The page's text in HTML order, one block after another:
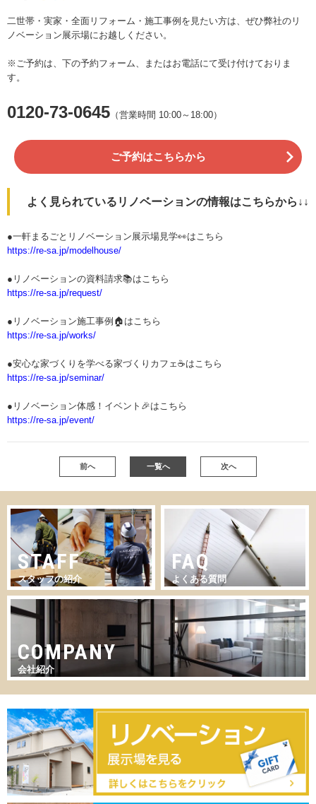
二世帯・実家・全面リフォーム・施工事例を見たい方は、ぜひ弊社のリ
ノベーション展示場にお越しください。
※ご予約は、下の予約フォーム、またはお電話にて受け付けておりま
す。
0120-73-0645 （営業時間 10:00～18:00）
ご予約はこちらから
よく見られているリノベーションの情報はこちらから↓↓
●一軒まるごとリノベーション展示場見学👀はこちら
https://re-sa.jp/modelhouse/
●リノベーションの資料請求📚はこちら
https://re-sa.jp/request/
●リノベーション施工事例🏠はこちら
https://re-sa.jp/works/
●安心な家づくりを学べる家づくりカフェ☕はこちら
https://re-sa.jp/seminar/
●リノベーション体感！イベント🎉はこちら
https://re-sa.jp/event/
前へ 一覧へ 次へ
STAFF
スタッフの紹介
FAQ
よくある質問
COMPANY
会社紹介